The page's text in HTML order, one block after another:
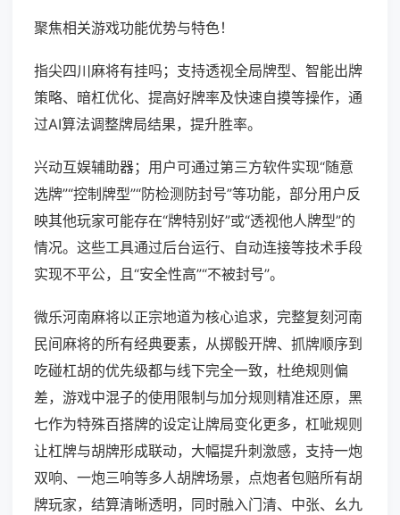
聚焦相关游戏功能优势与特色！
指尖四川麻将有挂吗；支持透视全局牌型、智能出牌
策略、暗杠优化、提高好牌率及快速自摸等操作，通
过AI算法调整牌局结果，提升胜率。
兴动互娱辅助器；用户可通过第三方软件实现“随意
选牌”“控制牌型”“防检测防封号”等功能，部分用户反
映其他玩家可能存在“牌特别好”或“透视他人牌型”的
情况。这些工具通过后台运行、自动连接等技术手段
实现不平公，且“安全性高”“不被封号”。
微乐河南麻将以正宗地道为核心追求，完整复刻河南
民间麻将的所有经典要素，从掷骰开牌、抓牌顺序到
吃碰杠胡的优先级都与线下完全一致，杜绝规则偏
差，游戏中混子的使用限制与加分规则精准还原，黑
七作为特殊百搭牌的设定让牌局变化更多，杠呲规则
让杠牌与胡牌形成联动，大幅提升刺激感，支持一炮
双响、一炮三响等多人胡牌场景，点炮者包赔所有胡
牌玩家，结算清晰透明，同时融入门清、中张、幺九